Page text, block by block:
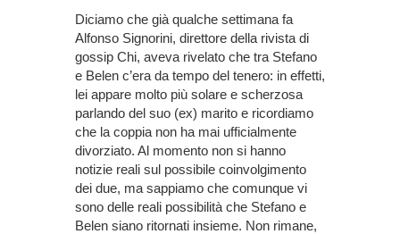
Diciamo che già qualche settimana fa
Alfonso Signorini, direttore della rivista di
gossip Chi, aveva rivelato che tra Stefano
e Belen c’era da tempo del tenero: in effetti,
lei appare molto più solare e scherzosa
parlando del suo (ex) marito e ricordiamo
che la coppia non ha mai ufficialmente
divorziato. Al momento non si hanno
notizie reali sul possibile coinvolgimento
dei due, ma sappiamo che comunque vi
sono delle reali possibilità che Stefano e
Belen siano ritornati insieme. Non rimane,